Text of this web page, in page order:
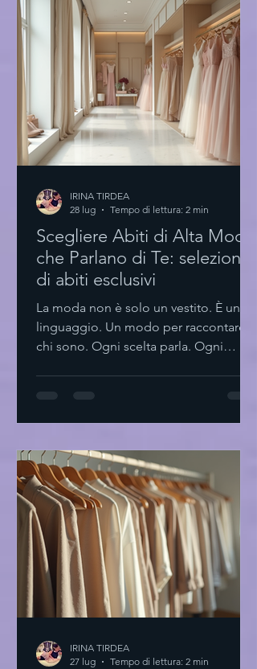
Styling personale Design tessile
Comunicazione visiva Trend
forecasting Ogni modulo è pensato
per sviluppare competenze concrete.
Per chi vuole fare della moda una
professione. Eye-level v
Scegliere Abiti di Alta Moda
che Parlano di Te: selezione
di abiti esclusivi
La moda non è solo un vestito. È un
linguaggio. Un modo per raccontare
chi sono. Ogni scelta parla. Ogni
bello. Si tratta di trovare pezzi che
view of a minimalist boutique with
exclusive high fashion dresses La forza
del minimalismo nella scelta Pochi
elementi. Linee pulite. Tagli essenziali.
Il minimalismo no
IRINA TIRDEA
28 lug
Tempo di lettura: 2 min
IRINA TIRDEA
27 lug
Tempo di lettura: 2 min